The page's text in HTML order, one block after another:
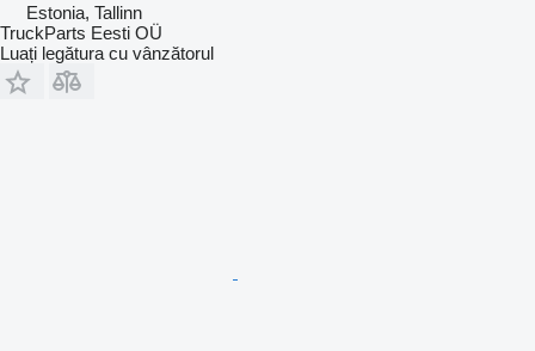
Estonia, Tallinn
TruckParts Eesti OÜ
Luați legătura cu vânzătorul